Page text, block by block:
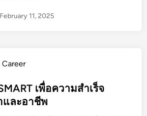
ต
น
ย
า
ร
February 11, 2025
Career
เพื่อความสำเร็จ
และอาชีพ